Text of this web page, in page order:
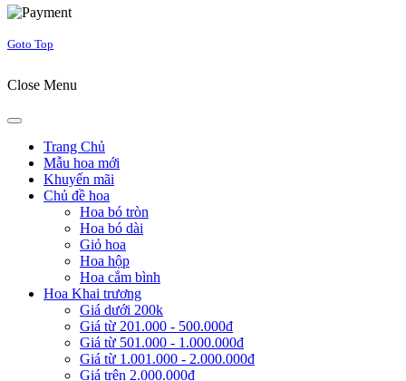
Goto Top
Close Menu
Trang Chủ
Mẫu hoa mới
Khuyến mãi
Chủ đề hoa
Hoa bó tròn
Hoa bó dài
Giỏ hoa
Hoa hộp
Hoa cắm bình
Hoa Khai trương
Giá dưới 200k
Giá từ 201.000 - 500.000đ
Giá từ 501.000 - 1.000.000đ
Giá từ 1.001.000 - 2.000.000đ
Giá trên 2.000.000đ